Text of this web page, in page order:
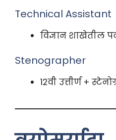
Technical Assistant
विज्ञान शाखेतील
Stenographer
12वी उत्तीर्ण +